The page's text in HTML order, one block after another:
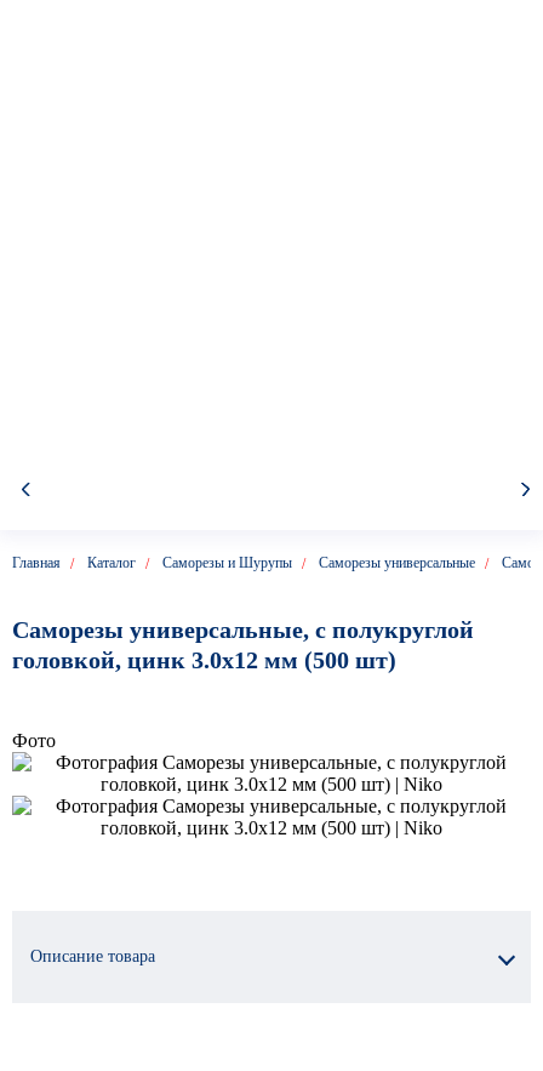
Главная Каталог Саморезы и Шурупы Саморезы универсальные
Саморезы универсальные, с полукруглой
головкой, цинк 3.0х12 мм (500 шт)
Фото
Описание товара